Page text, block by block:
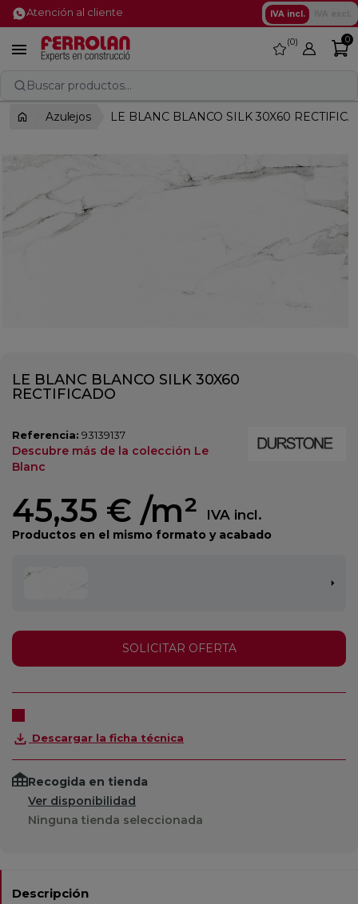
Atención al cliente IVA incl.
 favorite
0 0
Buscar productos...
Azulejos LE BLANC BLANCO SILK 30X60
LE BLANC BLANCO SILK 30X60
RECTIFICADO
Referencia: 93139137
Descubre más de la colección Le
Blanc
45,35 € /m² IVA incl.
Productos en el mismo formato y acabado
SOLICITAR OFERTA
Descargar la ficha técnica
Recogida en tienda
Ver disponibilidad
Ninguna tienda seleccionada
Descripción